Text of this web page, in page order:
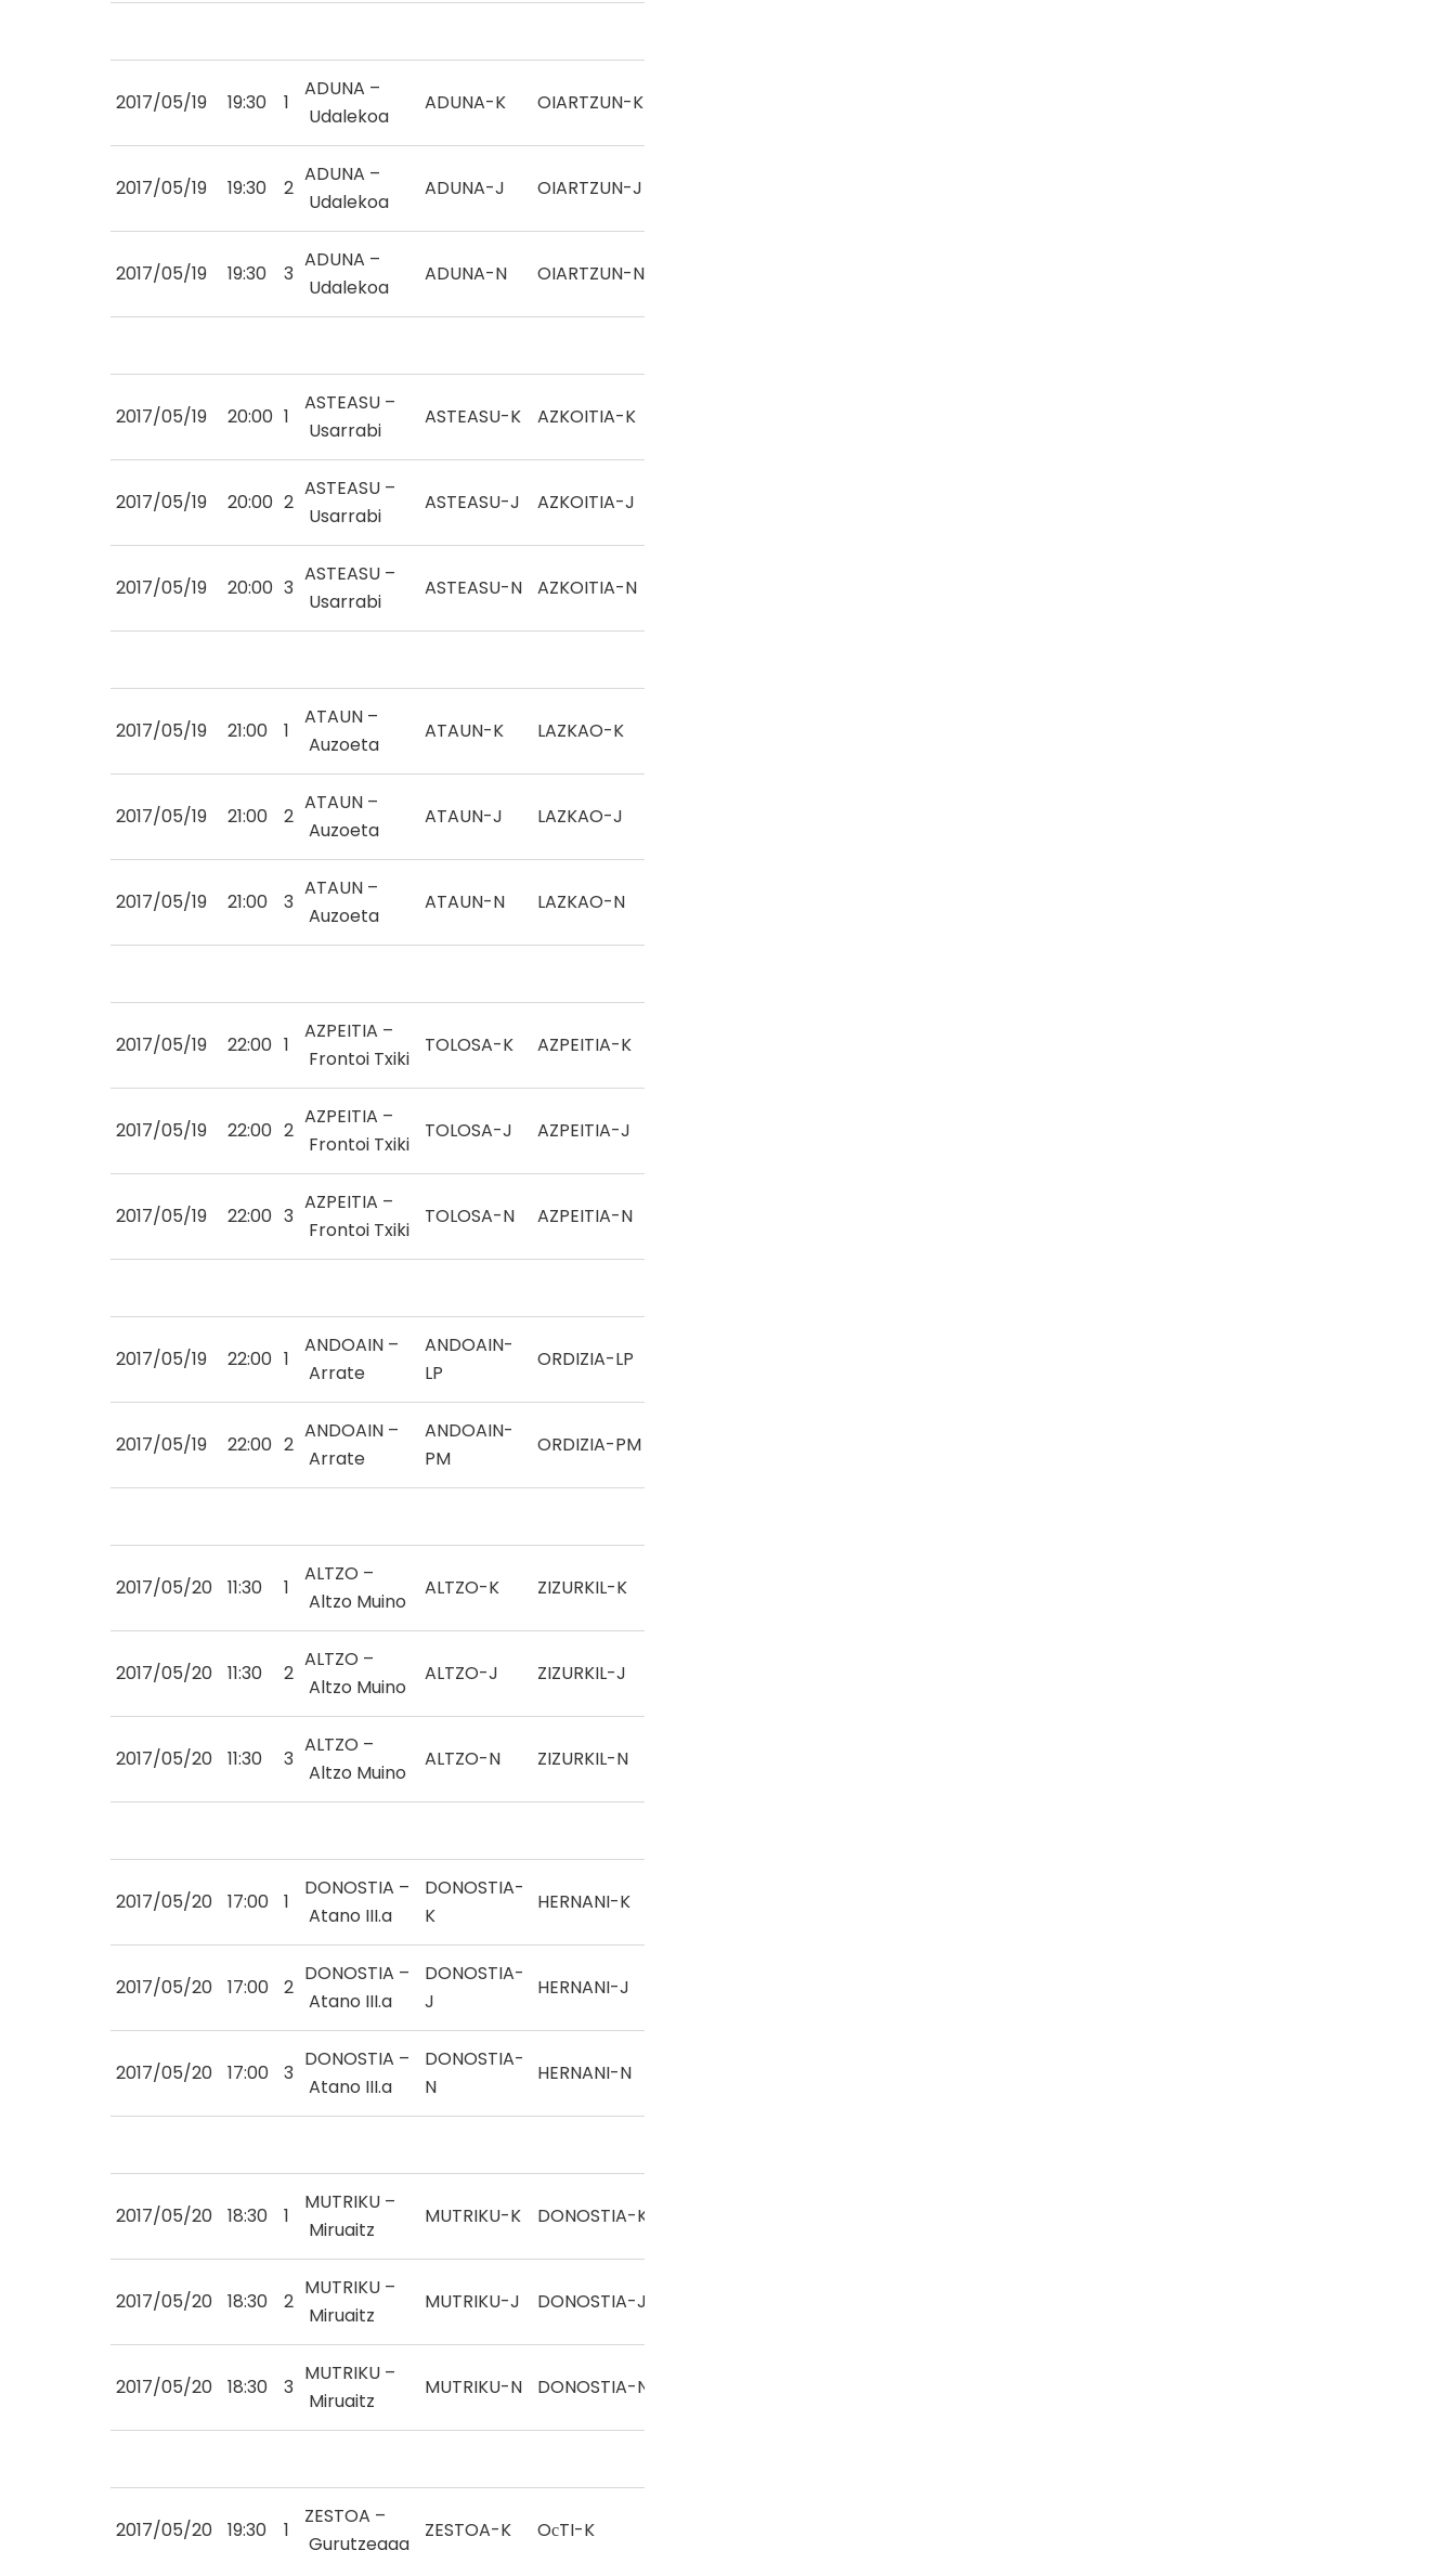
2017/05/19 19:30 1
ADUNA –
Udalekoa
ADUNA-K OIARTZUN-K
2017/05/19 19:30 2
ADUNA –
Udalekoa
ADUNA-J OIARTZUN-J
2017/05/19 19:30 3
ADUNA –
Udalekoa
ADUNA-N OIARTZUN-N
2017/05/19 20:00 1
ASTEASU –
Usarrabi
ASTEASU-K AZKOITIA-K
2017/05/19 20:00 2
ASTEASU –
Usarrabi
ASTEASU-J AZKOITIA-J
2017/05/19 20:00 3
ASTEASU –
Usarrabi
ASTEASU-N AZKOITIA-N
2017/05/19 21:00 1
ATAUN –
Auzoeta
ATAUN-K LAZKAO-K
2017/05/19 21:00 2
ATAUN –
Auzoeta
ATAUN-J LAZKAO-J
2017/05/19 21:00 3
ATAUN –
Auzoeta
ATAUN-N LAZKAO-N
2017/05/19 22:00 1
AZPEITIA –
Frontoi Txiki
TOLOSA-K AZPEITIA-K
2017/05/19 22:00 2
AZPEITIA –
Frontoi Txiki
TOLOSA-J AZPEITIA-J
2017/05/19 22:00 3
AZPEITIA –
Frontoi Txiki
TOLOSA-N AZPEITIA-N
2017/05/19 22:00 1
ANDOAIN –
Arrate
ANDOAIN-
LP
ORDIZIA-LP
2017/05/19 22:00 2
ANDOAIN –
Arrate
ANDOAIN-
PM
ORDIZIA-PM
2017/05/20 11:30 1
ALTZO –
Altzo Muino
ALTZO-K ZIZURKIL-K
2017/05/20 11:30 2
ALTZO –
Altzo Muino
ALTZO-J ZIZURKIL-J
2017/05/20 11:30 3
ALTZO –
Altzo Muino
ALTZO-N ZIZURKIL-N
2017/05/20 17:00 1
DONOSTIA –
Atano III.a
DONOSTIA-
K
HERNANI-K
2017/05/20 17:00 2
DONOSTIA –
Atano III.a
DONOSTIA-
J
HERNANI-J
2017/05/20 17:00 3
DONOSTIA –
Atano III.a
DONOSTIA-
N
HERNANI-N
2017/05/20 18:30 1
MUTRIKU –
Miruaitz
MUTRIKU-K DONOSTIA-K
2017/05/20 18:30 2
MUTRIKU –
Miruaitz
MUTRIKU-J DONOSTIA-J
2017/05/20 18:30 3
MUTRIKU –
Miruaitz
MUTRIKU-N DONOSTIA-N
2017/05/20 19:30 1
ZESTOA –
Gurutzeaga
ZESTOA-K OсTI-K